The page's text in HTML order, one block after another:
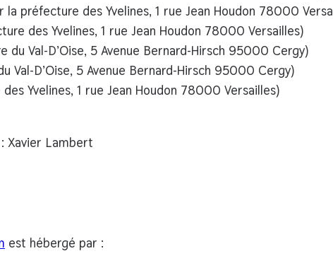
préfecture des Yvelines, 1 rue Jean Houdon 78000
des Yvelines, 1 rue Jean Houdon 78000 Versailles)
Val-D’Oise, 5 Avenue Bernard-Hirsch 95000 Cergy)
D’Oise, 5 Avenue Bernard-Hirsch 95000 Cergy)
Yvelines, 1 rue Jean Houdon 78000 Versailles)
Xavier Lambert
est hébergé par :